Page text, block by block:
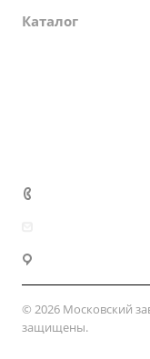
Каталог
© 2026 Московский
защищены.